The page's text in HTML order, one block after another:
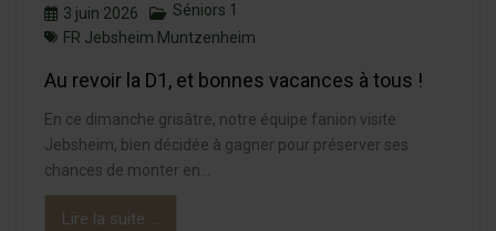
3 juin 2026
Séniors 1
FR Jebsheim Muntzenheim
Au revoir la D1, et bonnes vacances à tous !
En ce dimanche grisâtre, notre équipe fanion visite
Jebsheim, bien décidée à gagner pour préserver ses
chances de monter en...
Lire la suite ...